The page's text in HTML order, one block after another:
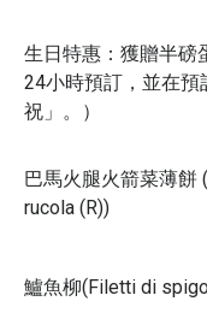
生日特惠：獲贈半磅
24小時預訂，並在預
祝」。）
巴馬火腿火箭菜薄餅
rucola (R))
鱸魚柳(Filetti di